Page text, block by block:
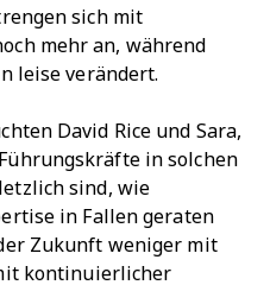
sich mit
mehr an, während
leise verändert.
David Rice und Sara,
in solchen
sind, wie
in Fallen geraten
Zukunft weniger mit
kontinuierlicher